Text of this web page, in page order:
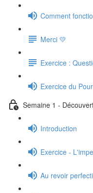
Comment
Merci 💛
Exercice :
Exercice du
Semaine 1 -
Introduction
Exercice -
Au revoir